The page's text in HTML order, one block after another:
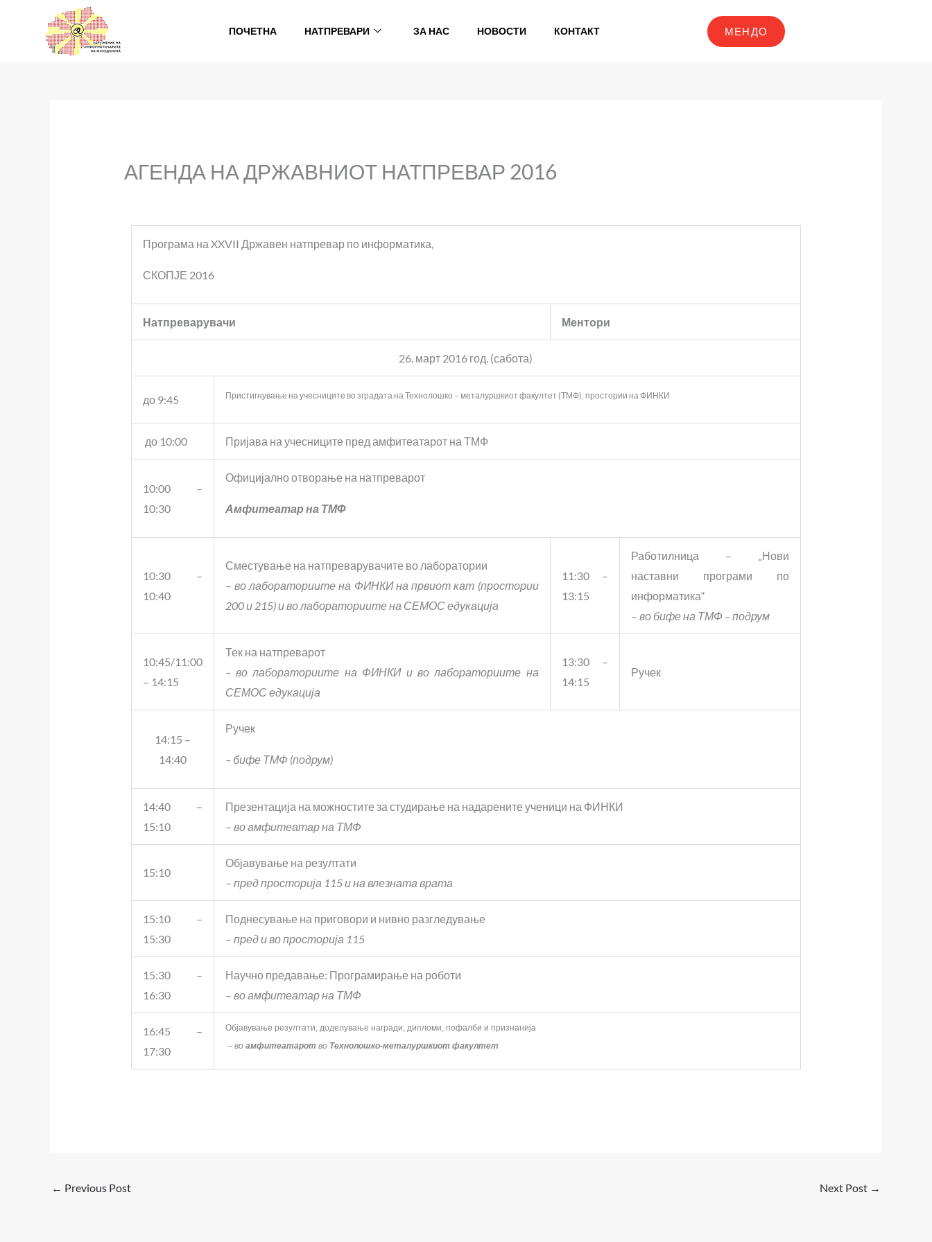
ПОЧЕТНА НАТПРЕВАРИ ЗА НАС НОВОСТИ КОНТАКТ МЕНДО
АГЕНДА НА ДРЖАВНИОТ НАТПРЕВАР 2016
Програма на XXVII Државен натпревар по информатика,
СКОПЈЕ 2016
Натпреварувачи Ментори
26. март 2016 год. (сабота)
до 9:45 Пристигнување на учесниците во зградата на Технолошко – металуршкиот факултет (ТМФ), простории на ФИНКИ
до 10:00 Пријава на учесниците пред амфитеатарот на ТМФ
10:00 –
10:30
Официјално отворање на натпреварот
Амфитеатар на ТМФ
10:30 –
10:40
Сместување на натпреварувачите во лаборатории
– во лабораториите на ФИНКИ на првиот кат (простории
200 и 215) и во лабораториите на СЕМОС едукација
11:30 –
13:15
Работилница – „Нови
наставни програми по
информатика“
– во бифе на ТМФ – подрум
10:45/11:00
– 14:15
Тек на натпреварот
– во лабораториите на ФИНКИ и во лабораториите на
СЕМОС едукација
13:30 –
14:15
Ручек
14:15 –
14:40
Ручек
– бифе ТМФ (подрум)
14:40 –
15:10
Презентација на можностите за студирање на надарените ученици на ФИНКИ
– во амфитеатар на ТМФ
15:10
Објавување на резултати
– пред просторија 115 и на влезната врата
15:10 –
15:30
Поднесување на приговори и нивно разгледување
– пред и во просторија 115
15:30 –
16:30
Научно предавање: Програмирање на роботи
– во амфитеатар на ТМФ
16:45 –
17:30
Објавување резултати, доделување награди, дипломи, пофалби и признанија
– во амфитеатарот во Технолошко-металуршкиот факултет
← Previous Post Next Post →